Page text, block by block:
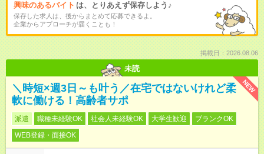
興味のあるバイト は、とりあえず保存しよう♪
保存した求人は、後からまとめて応募できるよ。
企業からアプローチが届くことも！
掲載日：2026.08.06
未読
NEW
＼時短×週3日～も叶う／在宅ではないけれど柔
軟に働ける！高齢者サポ
派遣 職種未経験OK 社会人未経験OK 大学生歓迎
ブランクOK
WEB登録・面接OK